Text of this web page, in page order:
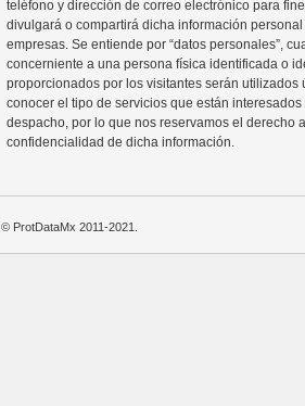
teléfono y dirección de correo electrónico para
divulgará o compartirá dicha información
empresas. Se entiende por “datos personales”,
concerniente a una persona física identificada o
proporcionados por los visitantes serán utilizados
conocer el tipo de servicios que están interesados
despacho, por lo que nos reservamos el derecho
confidencialidad de dicha información.
© ProtDataMx 2011-2021.